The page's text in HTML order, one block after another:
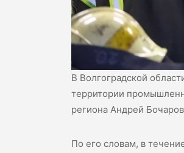
В Волгоградской
территории
региона Андрей
По его словам, в